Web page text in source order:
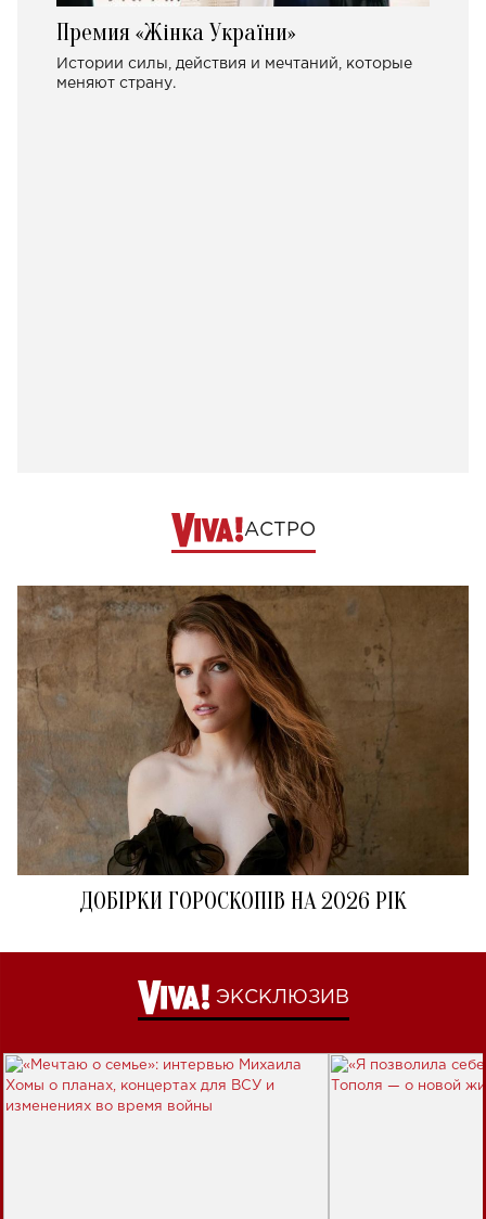
Премия «Жінка України»
Истории силы, действия и мечтаний, которые
меняют страну.
АСТРО
ДОБІРКИ ГОРОСКОПІВ НА 2026 РІК
ЭКСКЛЮЗИВ